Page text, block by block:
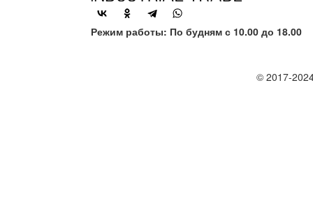
Режим работы: По будням с 10.00 до 18.00
© 2017-